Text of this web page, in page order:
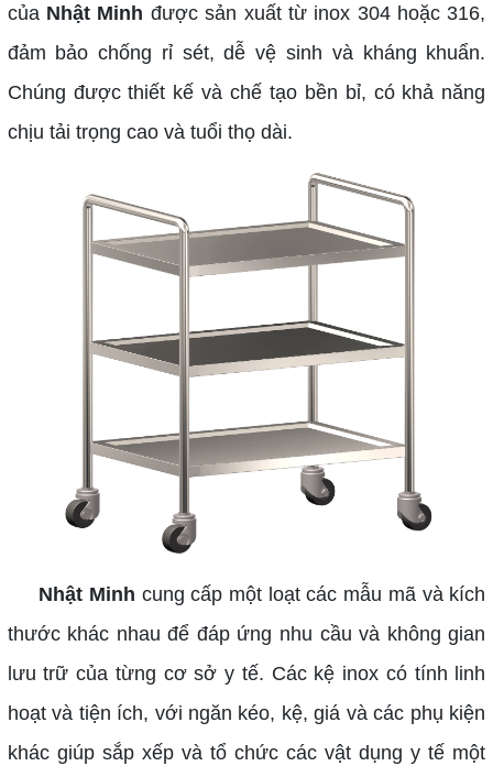
của Nhật Minh được sản xuất từ inox 304 hoặc 316,
đảm bảo chống rỉ sét, dễ vệ sinh và kháng khuẩn.
Chúng được thiết kế và chế tạo bền bỉ, có khả năng
chịu tải trọng cao và tuổi thọ dài.
Nhật Minh cung cấp một loạt các mẫu mã và kích
thước khác nhau để đáp ứng nhu cầu và không gian
lưu trữ của từng cơ sở y tế. Các kệ inox có tính linh
hoạt và tiện ích, với ngăn kéo, kệ, giá và các phụ kiện
khác giúp sắp xếp và tổ chức các vật dụng y tế một